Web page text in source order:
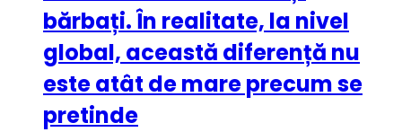
bărbați. În realitate, la nivel
global, această diferență nu
este atât de mare precum se
pretinde